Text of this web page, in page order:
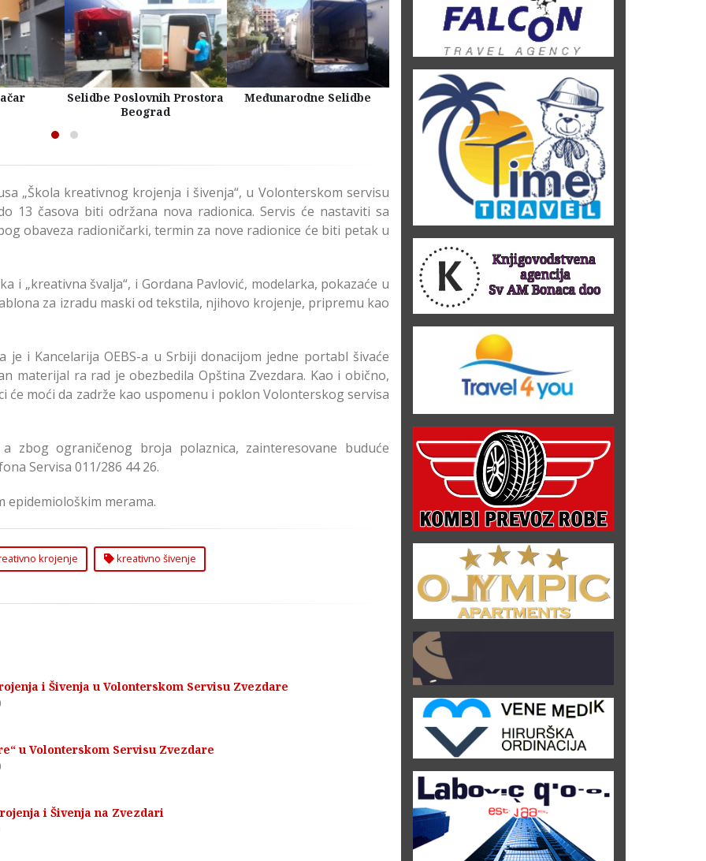
Selidbe Poslovnih Prostora
Beograd
Međunarodne Selidbe Selidbe Firme Beograd
Skladištenje Stvari
Magacin Lagerovanje
„Škola kreativnog krojenja i šivenja“, u Volonterskom servisu
13 časova biti održana nova radionica. Servis će nastaviti sa
obaveza radioničarki, termin za nove radionice će biti petak u
i „kreativna švalja“, i Gordana Pavlović, modelarka, pokazaće u
za izradu maski od tekstila, njihovo krojenje, pripremu kao
i Kancelarija OEBS-a u Srbiji donacijom jedne portabl šivaće
materijal ra rad je obezbedila Opština Zvezdara. Kao i obično,
moći da zadrže kao uspomenu i poklon Volonterskog servisa
zbog ograničenog broja polaznica, zainteresovane buduće
Servisa 011/286 44 26.
epidemiološkim merama.
krojenje kreativno šivenje
i Šivenja u Volonterskom Servisu Zvezdare
u Volonterskom Servisu Zvezdare
i Šivenja na Zvezdari